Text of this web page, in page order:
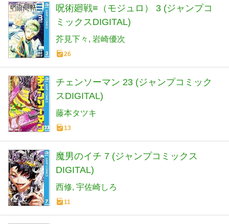
呪術廻戦≡（モジュロ） 3 (ジャンプコ
ミックスDIGITAL)
芥見下々 岩崎優次
26
チェンソーマン 23 (ジャンプコミック
スDIGITAL)
藤本タツキ
13
魔男のイチ 7 (ジャンプコミックス
DIGITAL)
西修 宇佐崎しろ
11